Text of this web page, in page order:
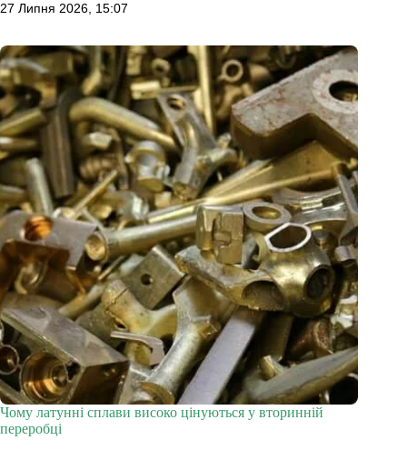
27 Липня 2026, 15:07
Чому латунні сплави високо цінуються у вторинній
переробці